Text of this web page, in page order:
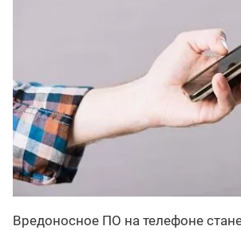
Вредоносное ПО на телефоне